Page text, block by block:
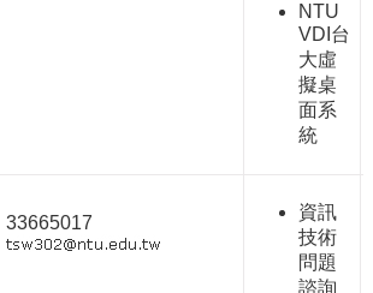
NTU
VDI台
大虛
擬桌
面系
統
33665017
資訊
技術
問題
諮詢